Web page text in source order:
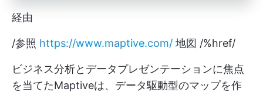
経由
/参照 https://www.maptive.com/ 地図 /%href/
ビジネス分析とデータプレゼンテーションに焦点
を当てたMaptiveは、データ駆動型のマップを作